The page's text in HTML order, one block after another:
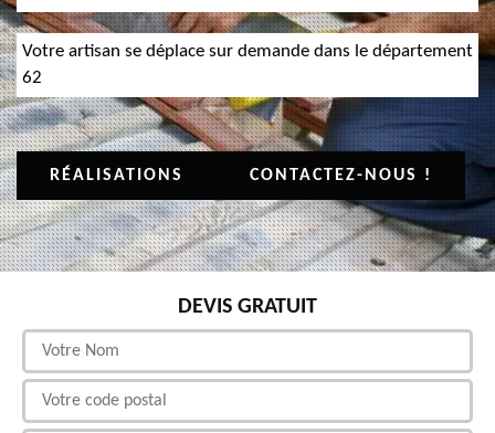
Votre artisan se déplace sur demande dans le département
62
RÉALISATIONS CONTACTEZ-NOUS !
DEVIS GRATUIT